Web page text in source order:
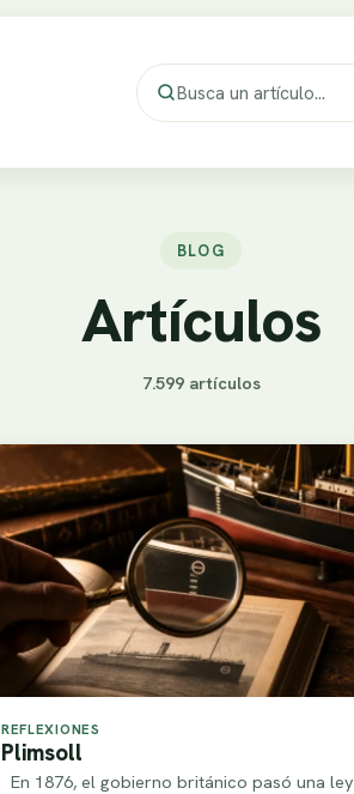
BLOG
Artículos
7.599 artículos
REFLEXIONES
Plimsoll
En 1876, el gobierno británico pasó una ley